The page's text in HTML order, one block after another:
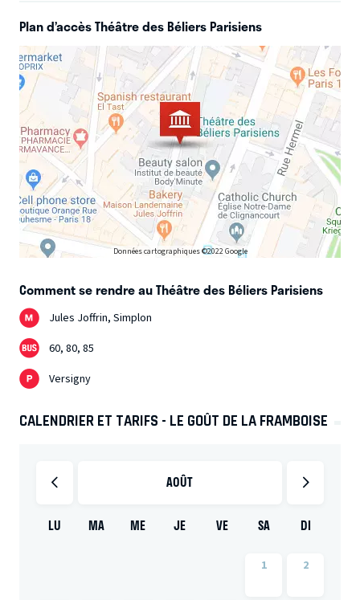
Plan d’accès Théâtre des Béliers Parisiens
Données cartographiques ©2022 Google
Comment se rendre au Théâtre des Béliers Parisiens
Jules Joffrin, Simplon
60, 80, 85
Versigny
CALENDRIER ET TARIFS - LE GOÛT DE LA FRAMBOISE
AOÛT
LU MA ME JE VE SA DI
1 2